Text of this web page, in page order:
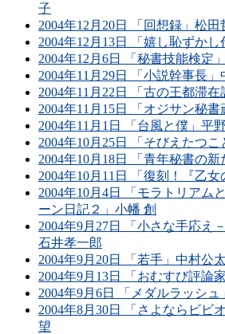
子
2004年12月20日 「回想録」松田
2004年12月13日 「嬉し恥ずか
2004年12月6日 「秘書技能検定
2004年11月29日 「小説幹事長」
2004年11月22日 「古の王都滞在
2004年11月15日 「オジサン秘
2004年11月1日 「台風と僕」平
2004年10月25日 「そびえたつ
2004年10月18日 「青年秘書の
2004年10月11日 「復刻！『乙
2004年10月4日 「モラトリアム
ーン日記２」小幡 創
2004年9月27日 「小さな手応え
石井孝一郎
2004年9月20日 「若手」中村公
2004年9月13日 「おむすび評論
2004年9月6日 「メダルラッシ
2004年8月30日 「さよならビビ
望